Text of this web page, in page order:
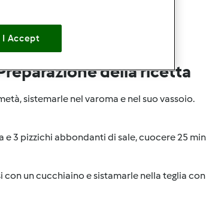
della ricetta
sistemarle nel varoma e nel suo vassoio.
3 pizzichi abbondanti di sale, cuocere 25
con un cucchiaino e sistamarle nella teglia
I Accept